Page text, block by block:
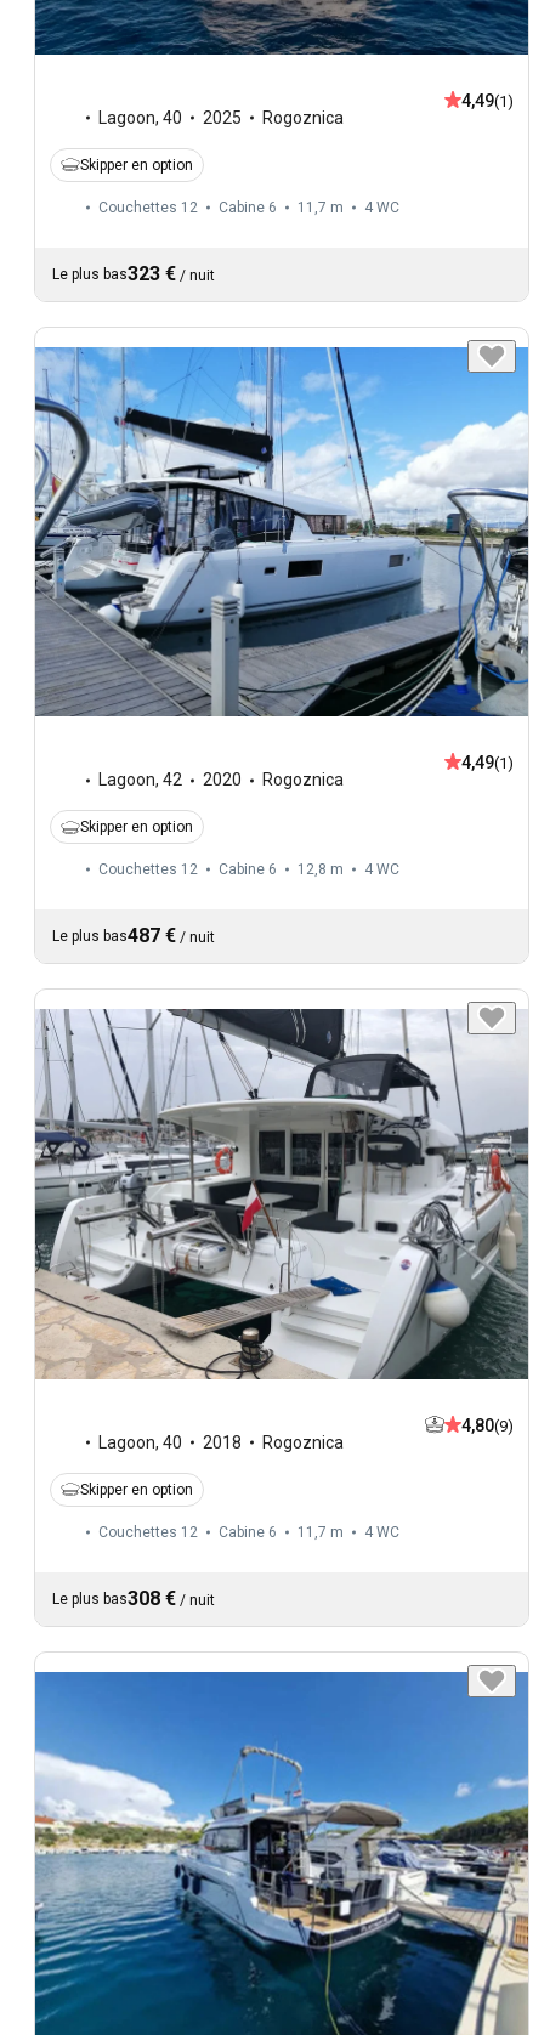
Lagoon, 40 2025 Rogoznica
4,49(1)
Skipper en option
Couchettes 12 Cabine 6 11,7 m 4 WC
Le plus bas323 € / nuit
Lagoon, 42 2020 Rogoznica
4,49(1)
Skipper en option
Couchettes 12 Cabine 6 12,8 m 4 WC
Le plus bas487 € / nuit
Lagoon, 40 2018 Rogoznica
4,80(9)
Skipper en option
Couchettes 12 Cabine 6 11,7 m 4 WC
Le plus bas308 € / nuit